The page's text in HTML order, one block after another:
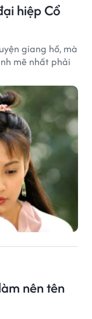
hiệp Cổ
giang hồ, mà
mẽ nhất phải
nên tên